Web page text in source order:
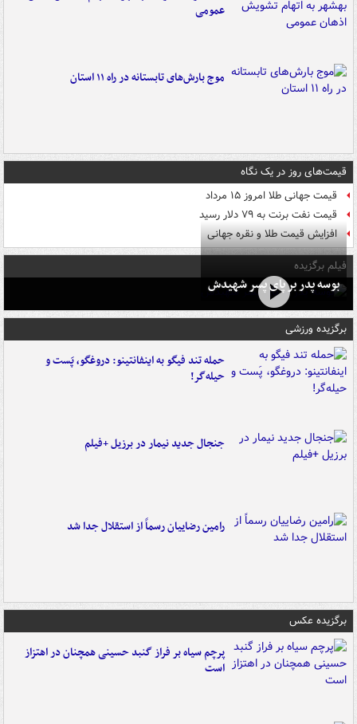
عمومی
موج بارش‌های تابستانه در راه ۱۱ استان
قیمت‌های روز در یک نگاه
قیمت جهانی طلا امروز ۱۵ مرداد
قیمت نفت برنت به ۷۹ دلار رسید
افزایش قیمت طلا و نقره جهانی
فیلم برگزیده
بوسه‌ پدر بر پای پسر شهیدش
برگزیده ورزشی
حمله تند فیگو به اینفانتینو: دروغگو، پَست‌ و
حیله‌گر!
جنجال جدید نیمار در برزیل +فیلم
رامین رضاییان رسماً از استقلال جدا شد
برگزیده عکس
پرچم سیاه بر فراز گنبد حسینی همچنان در اهتزاز
است